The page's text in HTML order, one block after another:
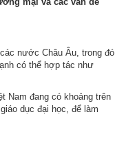
nước Châu Âu, trong đó
có thể hợp tác như
Nam đang có khoảng trên
dục đại học, để làm